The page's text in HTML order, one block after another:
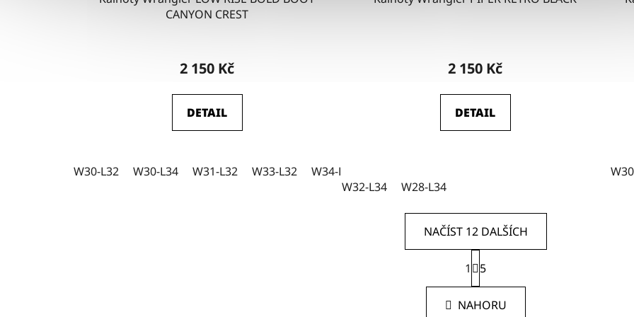
CANYON CREST
2 150 Kč
DETAIL
W30-L32 W30-L34 W31-L32 W33-L32 W34-L32
2 150 Kč
DETAIL
W32-L34 W28-L34
O
v
l
NAČÍST 12 DALŠÍCH
S
t
r
n
1 5
NAHORU